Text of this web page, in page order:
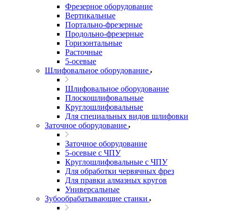
Фрезерное оборудование
Вертикальные
Портально-фрезерные
Продольно-фрезерные
Горизонтальные
Расточные
5-осевые
Шлифовальное оборудование
Шлифовальное оборудование
Плоскошлифовальные
Круглошлифовальные
Для специальных видов шлифовки
Заточное оборудование
Заточное оборудование
5-осевые с ЧПУ
Круглошлифовальные с ЧПУ
Для обработки червячных фрез
Для правки алмазных кругов
Универсальные
Зубообрабатывающие станки